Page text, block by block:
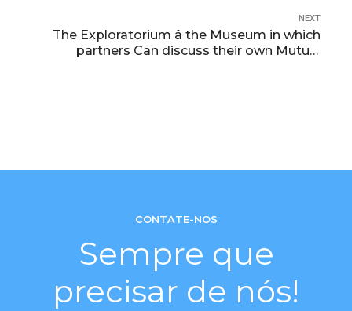
NEXT
The Exploratorium â the Museum in which
partners Can discuss their own Mutual
CONTATE-NOS
Sempre que
precisar de nós!